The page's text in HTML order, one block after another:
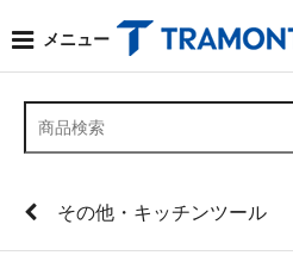
メニュー
その他・キッチンツール